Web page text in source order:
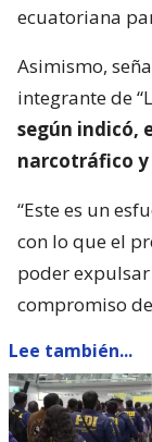
ecuatoriana
Asimismo,
integrante de
según indicó,
narcotráfico y
“Este es un
con lo que el
poder
compromiso
Lee también...